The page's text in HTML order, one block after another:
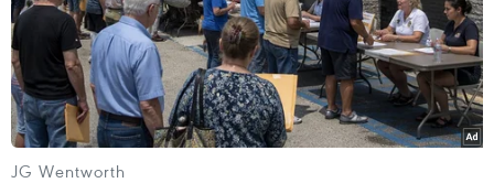
JG Wentworth